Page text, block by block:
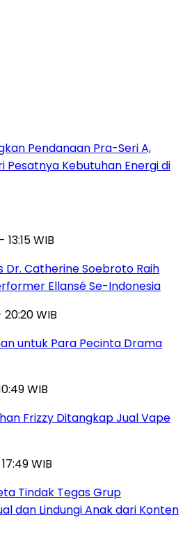
Pendanaan Pra-Seri A,
Pesatnya Kebutuhan Energi di
WIB
Dr. Catherine Soebroto Raih
Ellansé Se-Indonesia
WIB
untuk Para Pecinta Drama
WIB
Frizzy Ditangkap Jual Vape
WIB
Tindak Tegas Grup
dan Lindungi Anak dari Konten